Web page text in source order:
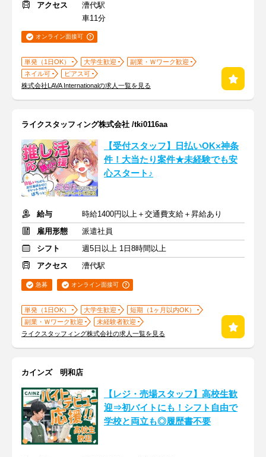
アクセス
漕代駅
車11分
オンライン面接可
単発（1日OK） 大学生歓迎
副業・Ｗワーク歓迎
ネイル可
ピアス可
株式会社LAVA Internationalの求人一覧を見る
ライクスタッフィング株式会社 /tki0116aa
【受付スタッフ】日払いOK×神条
件！大当たり案件★未経験でも安
心スタート♪
給与
時給1400円以上＋交通費支給＋昇給あり
雇用形態
派遣社員
シフト
週5日以上 1日8時間以上
アクセス
漕代駅
急募 オンライン面接可
単発（1日OK） 大学生歓迎
短期（1ヶ月以内OK）
副業・Ｗワーク歓迎
未経験者歓迎
ライクスタッフィング株式会社の求人一覧を見る
カインズ 明和店
【レジ・売場スタッフ】高校生歓
迎⇒初バイトにも！シフト自由で
学校と両立も◎履歴書不要